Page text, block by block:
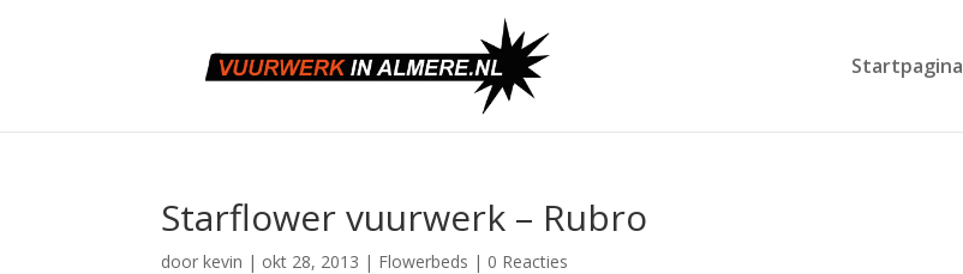
Startpagina
Starflower vuurwerk – Rubro
doorkevin | okt 28, 2013 | Flowerbeds | 0 Reacties